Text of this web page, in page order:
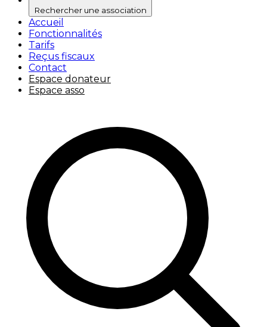
Rechercher une association
Accueil
Fonctionnalités
Tarifs
Reçus fiscaux
Contact
Espace donateur
Espace asso